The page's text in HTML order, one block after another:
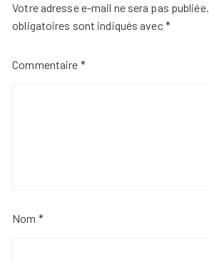
Votre adresse e-mail ne sera pas publiée.
obligatoires sont indiqués avec*
Commentaire *
Nom *